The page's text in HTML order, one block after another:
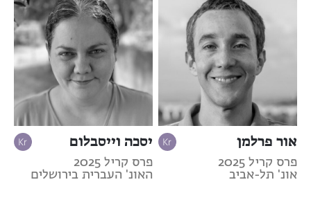
אור פרלמן
פרס קריל 2025
אונ' תל-אביב
יסכה וייסבלום
פרס קריל 2025
האונ' העברית בירושלים